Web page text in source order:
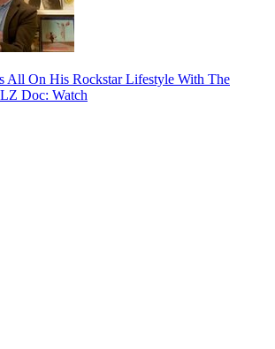
All On His Rockstar Lifestyle With The
Doc: Watch